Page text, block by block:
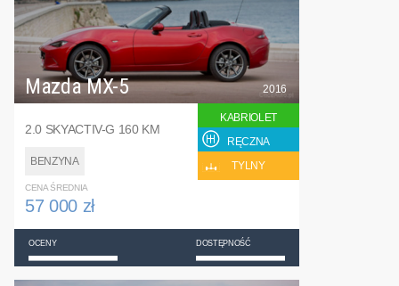
Mazda MX-5
2.0 SKYACTIV-G 160 KM
BENZYNA
2016
KABRIOLET
RĘCZNA
TYLNY
CENA ŚREDNIA
57 000 zł
OCENY DOSTĘPNOŚĆ